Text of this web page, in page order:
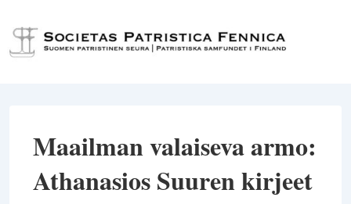
Siirry
pääsisältöön
Maailman valaiseva armo:
Athanasios Suuren kirjeet